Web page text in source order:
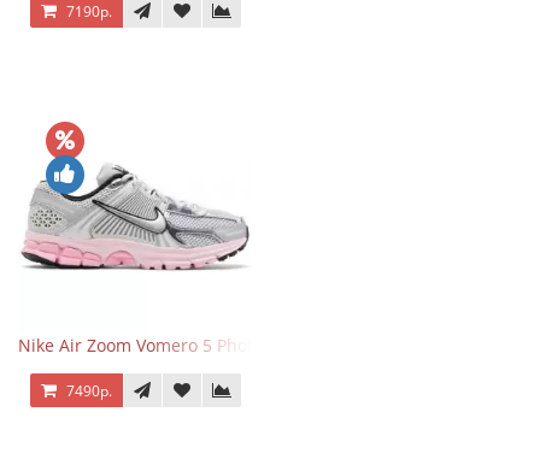
7190р.
Nike Air Zoom Vomero 5 Photon Dust Pink Foam
7490р.